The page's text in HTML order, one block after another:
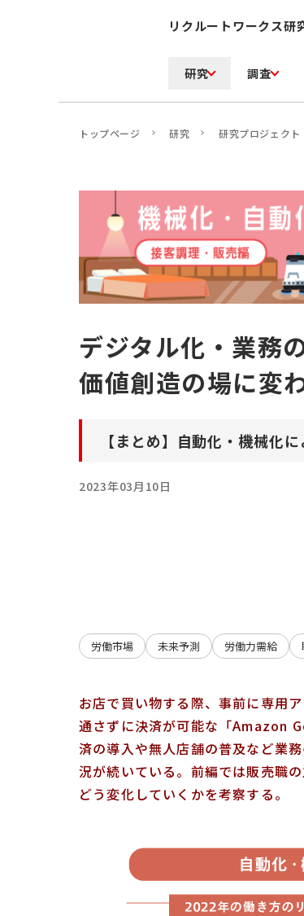
リクルートワークス研
研究 調査
トップページ 研究 研究プロジェク
デジタル化・業務
価値創造の場に変
【まとめ】自動化・機械化
2023年03月10日
労働市場 未来予測 労働力需給
お店で買い物する際、事前に専用
通さずに決済が可能な「Amazon
済の導入や無人店舗の普及など業
況が続いている。前編では販売職
どう変化していくかを考察する。